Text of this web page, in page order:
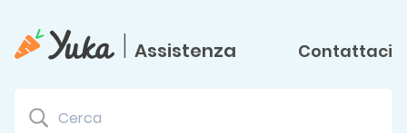
| Assistenza Contattaci